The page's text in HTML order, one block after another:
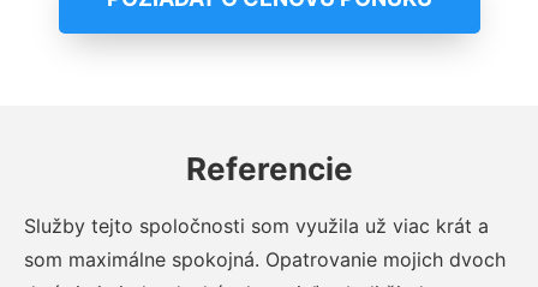
Referencie
Služby tejto spoločnosti som využila už viac krát a
som maximálne spokojná. Opatrovanie mojich dvoch